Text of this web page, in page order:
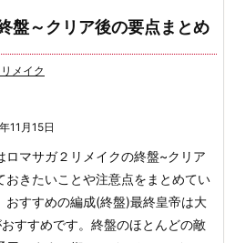
盤～クリア後の要点まとめ
メイク
11月15日
ロマサガ２リメイクの終盤~クリア
おきたいことや注意点をまとめてい
おすすめの編成(終盤)最終皇帝は大
すすめです。終盤のほとんどの敵